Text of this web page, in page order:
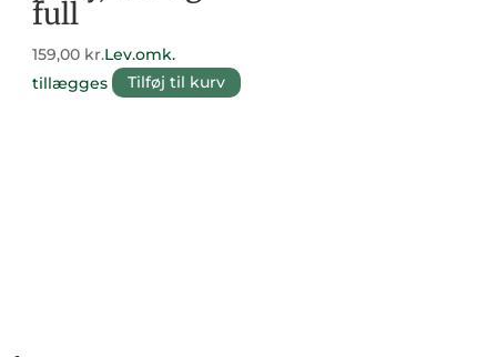
full
159,00 kr.Lev.omk.
tillægges
Tilføj til kurv